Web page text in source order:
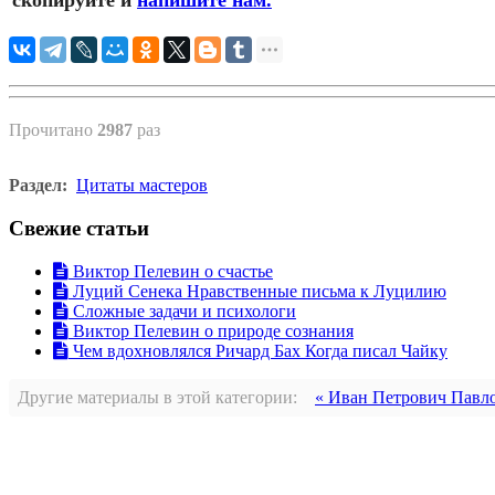
Прочитано 2987 раз
Раздел: Цитаты мастеров
Свежие статьи
Виктор Пелевин о счастье
Луций Сенека Нравственные письма к Луцилию
Сложные задачи и психологи
Виктор Пелевин о природе сознания
Чем вдохновлялся Ричард Бах Когда писал Чайку
Другие материалы в этой категории: « Иван Петрович